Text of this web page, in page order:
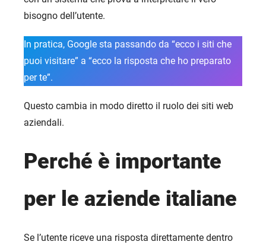
bisogno dell’utente.
In pratica, Google sta passando da “ecco i siti che
puoi visitare” a “ecco la risposta che ho preparato
per te”.
Questo cambia in modo diretto il ruolo dei siti web
aziendali.
Perché è importante
per le aziende italiane
Se l’utente riceve una risposta direttamente dentro